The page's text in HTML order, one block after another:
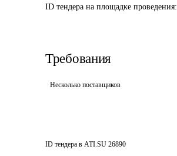
ID тендера на площадке проведения:
Требования
Несколько поставщиков
ID тендера в ATI.SU 26890